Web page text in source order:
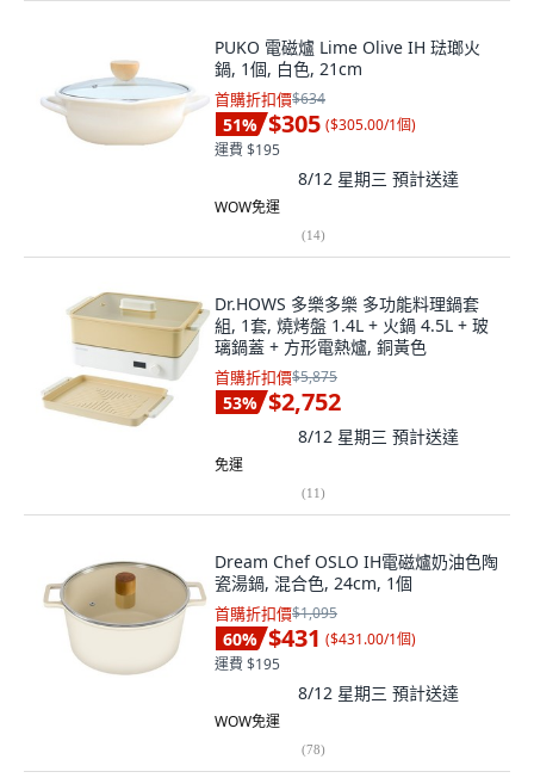
PUKO 電磁爐 Lime Olive IH 琺瑯火
鍋, 1個, 白色, 21cm
首購折扣價$634
51% $305 ($305.00/1個)
運費 $195
8/12 星期三 預計送達
WOW免運
(14)
Dr.HOWS 多樂多樂 多功能料理鍋套
組, 1套, 燒烤盤 1.4L + 火鍋 4.5L + 玻
璃鍋蓋 + 方形電熱爐, 銅黃色
首購折扣價$5,875
53% $2,752
8/12 星期三 預計送達
免運
(11)
Dream Chef OSLO IH電磁爐奶油色陶
瓷湯鍋, 混合色, 24cm, 1個
首購折扣價$1,095
60% $431 ($431.00/1個)
運費 $195
8/12 星期三 預計送達
WOW免運
(78)